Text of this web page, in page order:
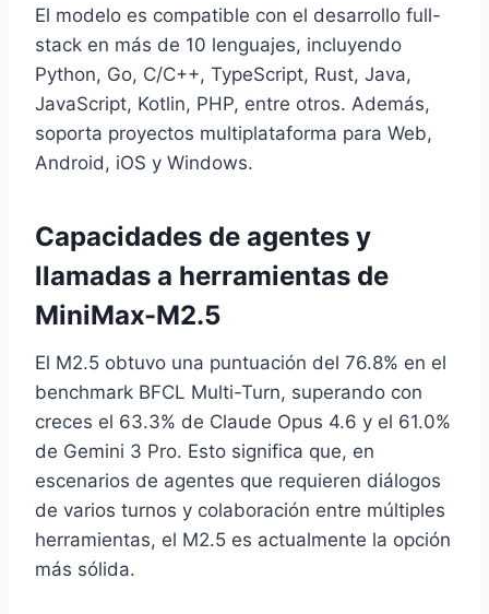
El modelo es compatible con el desarrollo full-
stack en más de 10 lenguajes, incluyendo
Python, Go, C/C++, TypeScript, Rust, Java,
JavaScript, Kotlin, PHP, entre otros. Además,
soporta proyectos multiplataforma para Web,
Android, iOS y Windows.
Capacidades de agentes y
llamadas a herramientas de
MiniMax-M2.5
El M2.5 obtuvo una puntuación del 76.8% en el
benchmark BFCL Multi-Turn, superando con
creces el 63.3% de Claude Opus 4.6 y el 61.0%
de Gemini 3 Pro. Esto significa que, en
escenarios de agentes que requieren diálogos
de varios turnos y colaboración entre múltiples
herramientas, el M2.5 es actualmente la opción
más sólida.